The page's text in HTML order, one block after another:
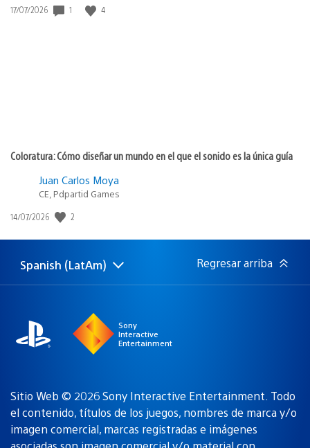
Fecha
17/07/2026 1 4
Coloratura: Cómo diseñar un mundo en el que el sonido es la única guía
Juan Carlos Moya
CE, Pdpartid Games
Fecha
publicación:
14/07/2026 2
Elige
Región
Spanish (LatAm) Regresar arriba
Sony
Interactive
Entertainment
Sitio Web © 2026 Sony Interactive Entertainment. Todo
el contenido, títulos de los juegos, nombres de marca y/o
imagen comercial, marcas registradas e imágenes